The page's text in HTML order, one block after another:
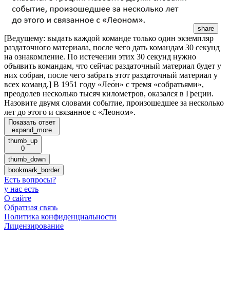
share
[Ведущему: выдать каждой команде только один экземпляр
раздаточного материала, после чего дать командам 30 секунд
на ознакомление. По истечении этих 30 секунд нужно
объявить командам, что сейчас раздаточный материал будет у
них собран, после чего забрать этот раздаточный материал у
всех команд.] В 1951 году «Лео́н» с тремя «собратьями»,
преодолев несколько тысяч километров, оказался в Греции.
Назовите двумя словами событие, произошедшее за несколько
лет до этого и связанное с «Леоном».
Показать ответ
expand_more
thumb_up
0
thumb_down
bookmark_border
Есть вопросы?
у нас есть
О сайте
Обратная связь
Политика конфиденциальности
Лицензирование